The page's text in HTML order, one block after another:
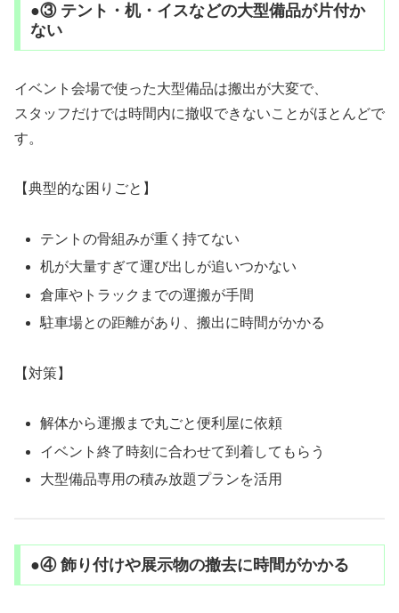
●③ テント・机・イスなどの大型備品が片付か
ない
イベント会場で使った大型備品は搬出が大変で、
スタッフだけでは時間内に撤収できないことがほとんどで
す。
【典型的な困りごと】
テントの骨組みが重く持てない
机が大量すぎて運び出しが追いつかない
倉庫やトラックまでの運搬が手間
駐車場との距離があり、搬出に時間がかかる
【対策】
解体から運搬まで丸ごと便利屋に依頼
イベント終了時刻に合わせて到着してもらう
大型備品専用の積み放題プランを活用
●④ 飾り付けや展示物の撤去に時間がかかる